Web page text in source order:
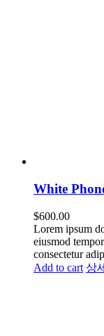
White
$600.00
Lorem ipsum
eiusmod
consectetur
Add to cart 상